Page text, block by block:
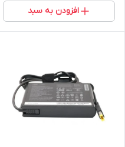
افزودن به سبد